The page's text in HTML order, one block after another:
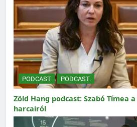
PODCAST PODCAST.
Zöld Hang podcast: Szabó Tímea
harcairól